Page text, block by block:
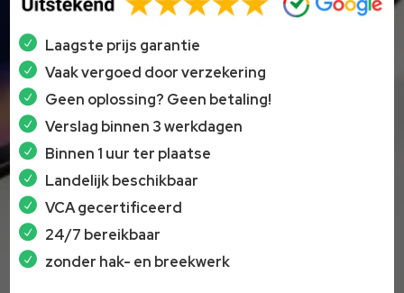
Laagste prijs garantie
Vaak vergoed door verzekering
Geen oplossing? Geen betaling!
Verslag binnen 3 werkdagen
Binnen 1 uur ter plaatse
Landelijk beschikbaar
VCA gecertificeerd
24/7 bereikbaar
zonder hak- en breekwerk